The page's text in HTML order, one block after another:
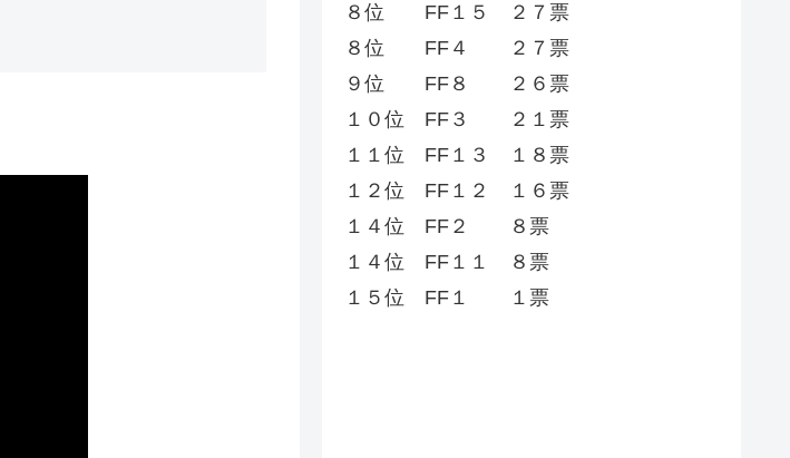
８位 FF１５ ２７票
８位 FF４ ２７票
９位 FF８ ２６票
１０位 FF３ ２１票
１１位 FF１３ １８票
１２位 FF１２ １６票
１４位 FF２ ８票
１４位 FF１１ ８票
１５位 FF１ １票